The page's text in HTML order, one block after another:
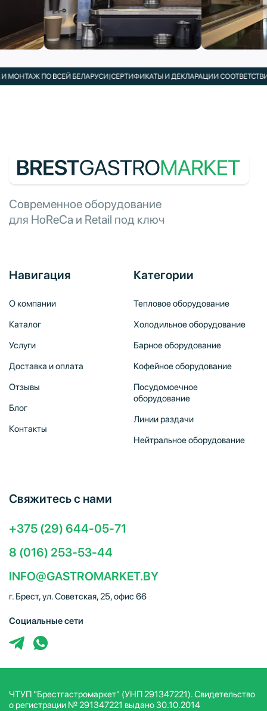
ПО ВСЕЙ БЕЛАРУСИ|СЕРТИФИКАТЫ И ДЕКЛАРАЦИИ СООТВЕТСТВИЯ В
Современное оборудование
для HoReCa и Retail под ключ
Навигация
О компании
Каталог
Услуги
Доставка и оплата
Отзывы
Блог
Контакты
Категории
Тепловое оборудование
Холодильное оборудование
Барное оборудование
Кофейное оборудование
Посудомоечное
оборудование
Линии раздачи
Нейтральное оборудование
Свяжитесь с нами
+375 (29) 644-05-71
8 (016) 253-53-44
INFO@GASTROMARKET.BY
г. Брест, ул. Советская, 25, офис 66
Социальные сети
ЧТУП "Брестгастромаркет" (УНП 291347221). Свидетельство
о регистрации № 291347221 выдано 30.10.2014